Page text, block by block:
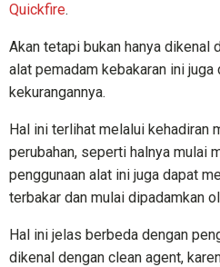
Quickfire.
Akan tetapi bukan hanya dikenal
alat pemadam kebakaran ini
kekurangannya.
Hal ini terlihat melalui kehadiran
perubahan, seperti halnya mulai
penggunaan alat ini juga dapat
terbakar dan mulai dipadamkan
Hal ini jelas berbeda dengan
dikenal dengan clean agent,